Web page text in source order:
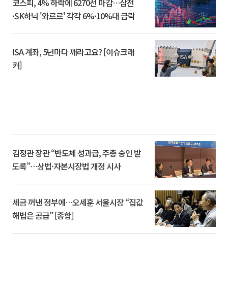
코스피, 4% 하락에 6270선 마감…삼전
·SK하닉 '와르르' 각각 6%·10%대 급락
ISA 계좌, 5년마다 깨라고요? [이슈크래
커]
김정관 장관 “반도체 성과급, 주총 승인 받
도록”…상법·자본시장법 개정 시사
세금 꺼낸 정부에…오세훈 서울시장 “집값
해법은 공급” [종합]